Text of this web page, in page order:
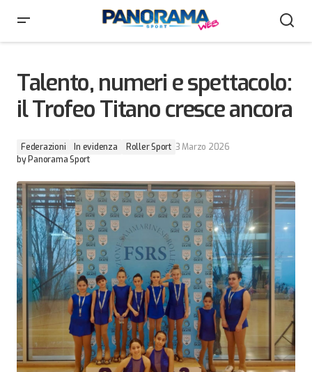
Talento, numeri e spettacolo:
il Trofeo Titano cresce ancora
Federazioni In evidenza Roller Sport 3 Marzo 2026
by Panorama Sport